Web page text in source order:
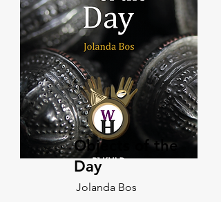
Objects of the
Day
Jolanda Bos